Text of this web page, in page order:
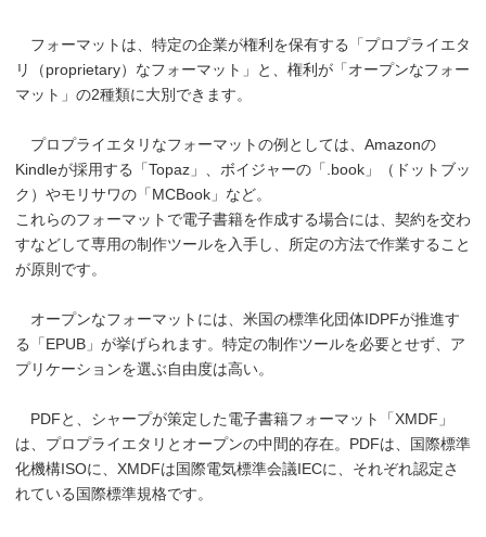
フォーマットは、特定の企業が権利を保有する「プロプライエタ
リ（proprietary）なフォーマット」と、権利が「オープンなフォー
マット」の2種類に大別できます。
プロプライエタリなフォーマットの例としては、Amazonの
Kindleが採用する「Topaz」、ボイジャーの「.book」（ドットブッ
ク）やモリサワの「MCBook」など。
これらのフォーマットで電子書籍を作成する場合には、契約を交わ
すなどして専用の制作ツールを入手し、所定の方法で作業すること
が原則です。
オープンなフォーマットには、米国の標準化団体IDPFが推進す
る「EPUB」が挙げられます。特定の制作ツールを必要とせず、ア
プリケーションを選ぶ自由度は高い。
PDFと、シャープが策定した電子書籍フォーマット「XMDF」
は、プロプライエタリとオープンの中間的存在。PDFは、国際標準
化機構ISOに、XMDFは国際電気標準会議IECに、それぞれ認定さ
れている国際標準規格です。